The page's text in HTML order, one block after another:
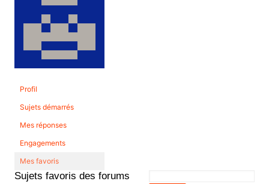
Profil
Sujets démarrés
Mes réponses
Engagements
Mes favoris
Sujets favoris des forums